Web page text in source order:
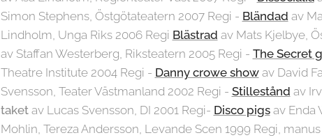
Simon Stephens, Östgötateatern 2007 Regi - Bländad av
Lindholm, Unga Riks 2006 Regi Blästrad av Mats Kjelbye,
av Staffan Westerberg, Riksteatern 2005 Regi - The Secret
Theatre Institute 2004 Regi - Danny crowe showav David
Svensson, Teater Västmanland 2002 Regi - Stillestånd av
taketav Lucas Svensson, DI 2001 Regi- Disco pigsav Enda
Mohlin, Tereza Andersson, Levande Scen 1999 Regi,